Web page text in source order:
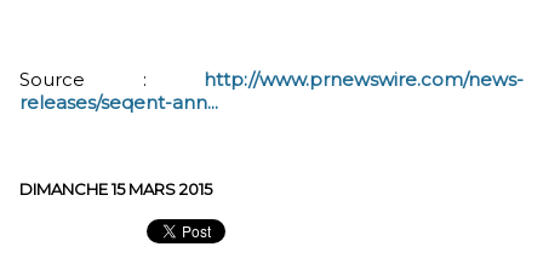
Source : http://www.prnewswire.com/news-
releases/seqent-ann...
DIMANCHE 15 MARS 2015